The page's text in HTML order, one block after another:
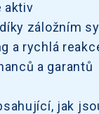
aktiv
záložním
a rychlá
a garantů
jak